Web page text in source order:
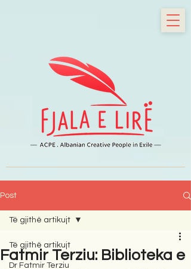
Post
Të gjithë artikujt
Dr Fatmir Terziu
Të gjithë artikujt
Fatmir Terziu: Biblioteka e